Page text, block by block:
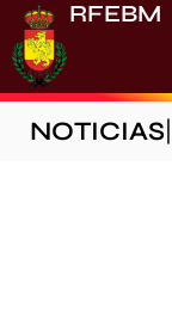
RFEBM
NOTICIAS